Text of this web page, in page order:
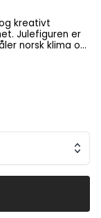
kreativt
er
norsk klima og
påvirkning fra